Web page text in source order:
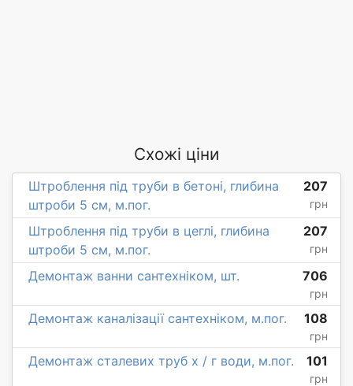
Схожі ціни
Штроблення під труби в бетоні, глибина
штроби 5 см, м.пог.
207
грн
Штроблення під труби в цеглі, глибина
штроби 5 см, м.пог.
207
грн
Демонтаж ванни сантехніком, шт. 706
грн
Демонтаж каналізації сантехніком, м.пог. 108
грн
Демонтаж сталевих труб х / г води, м.пог. 101
грн